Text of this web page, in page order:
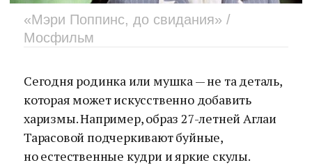
«Мэри Поппинс, до свидания» /
Мосфильм
Сегодня родинка или мушка — не та деталь,
которая может искусственно добавить
харизмы. Например, образ 27-летней Аглаи
Тарасовой подчеркивают буйные,
но естественные кудри и яркие скулы.